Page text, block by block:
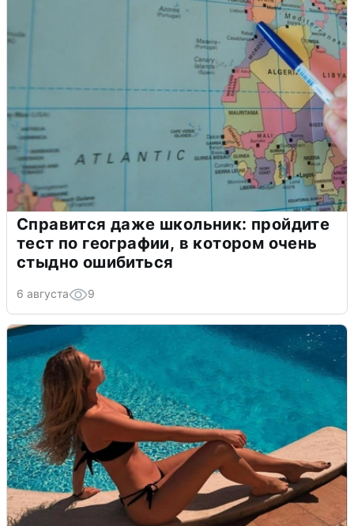
Справится даже школьник: пройдите
тест по географии, в котором очень
стыдно ошибиться
6 августа 9